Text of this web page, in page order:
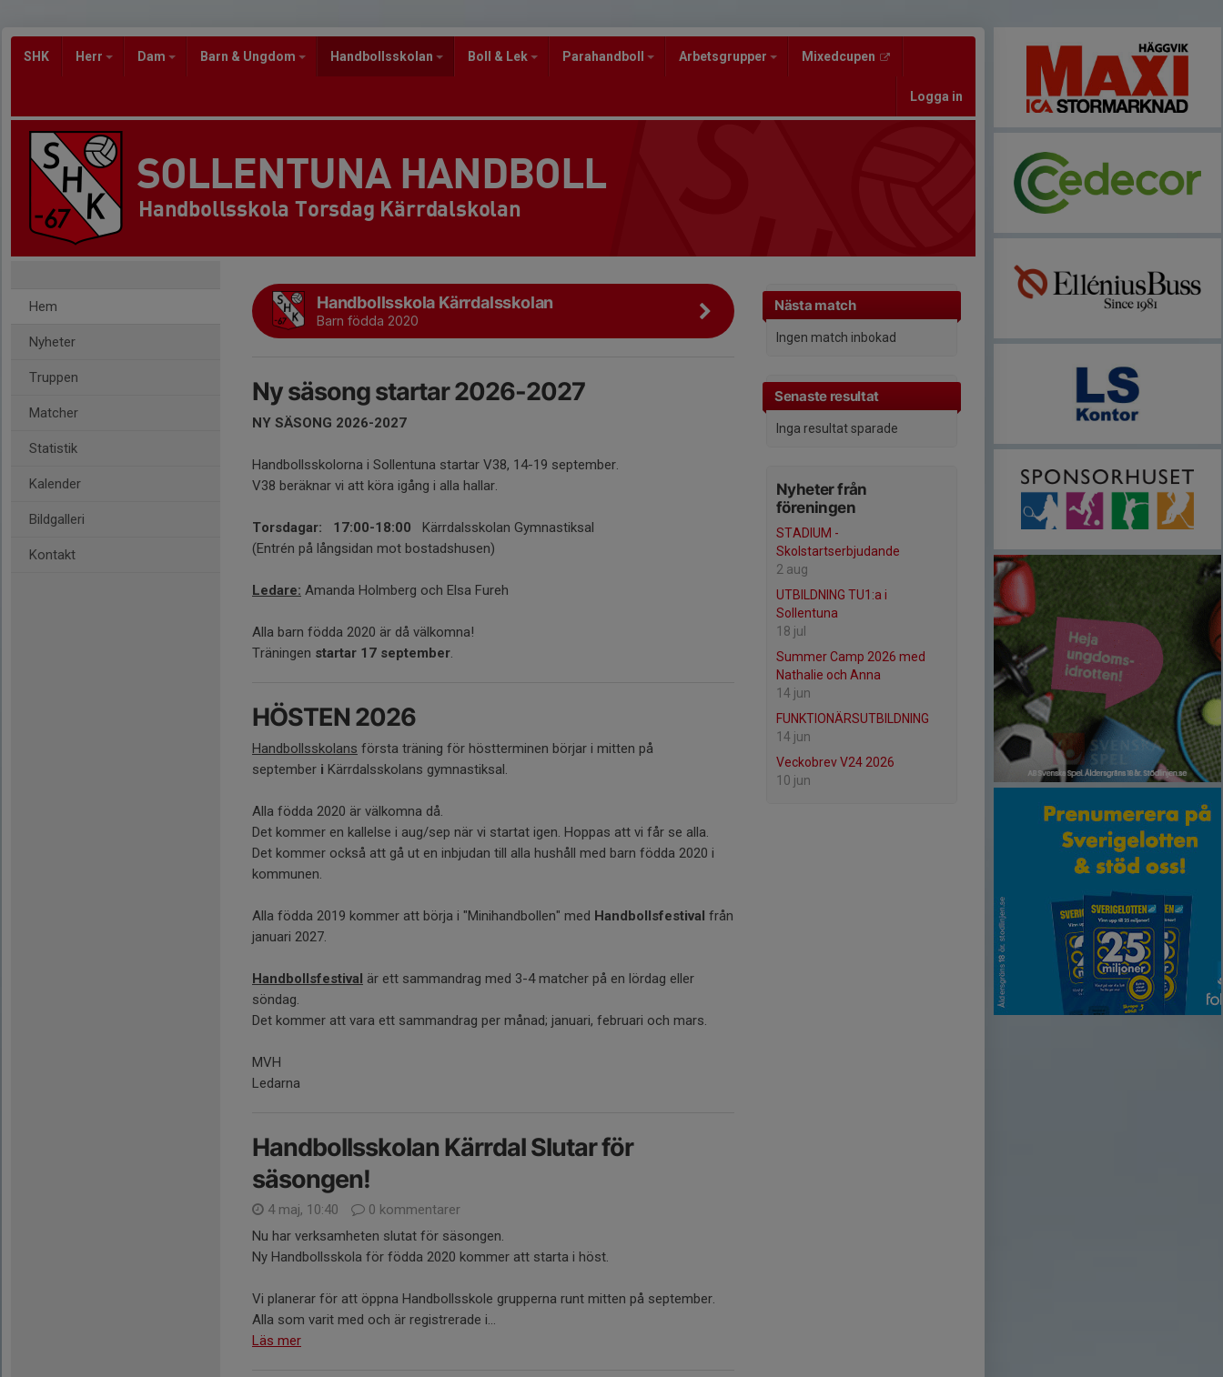
SHK Herr Dam Barn & Ungdom Handbollsskolan Boll & Lek Parahandboll Arbetsgrupper Mixedcupen
Logga in
SOLLENTUNA HANDBOLL
Handbollsskola Torsdag Kärrdalskolan
Hem
Nyheter
Truppen
Matcher
Statistik
Kalender
Bildgalleri
Kontakt
Nästa match
Ingen match inbokad
Senaste resultat
Inga resultat sparade
Nyheter från
föreningen
STADIUM -
Skolstartserbjudande
2 aug
UTBILDNING TU1:a i
Sollentuna
18 jul
Summer Camp 2026 med
Nathalie och Anna
14 jun
FUNKTIONÄRSUTBILDNING
14 jun
Veckobrev V24 2026
10 jun
Handbollsskola Kärrdalsskolan
Barn födda 2020
Ny säsong startar 2026-2027
NY SÄSONG 2026-2027
Handbollsskolorna i Sollentuna startar V38, 14-19 september.
V38 beräknar vi att köra igång i alla hallar.
Torsdagar: 17:00-18:00 Kärrdalsskolan Gymnastiksal
(Entrén på långsidan mot bostadshusen)
Ledare: Amanda Holmberg och Elsa Fureh
Alla barn födda 2020 är då välkomna!
Träningen startar 17 september.
HÖSTEN 2026
Handbollsskolans första träning för höstterminen börjar i mitten på
september i Kärrdalsskolans gymnastiksal.
Alla födda 2020 är välkomna då.
Det kommer en kallelse i aug/sep när vi startat igen. Hoppas att vi får se alla.
Det kommer också att gå ut en inbjudan till alla hushåll med barn födda 2020 i
kommunen.
Alla födda 2019 kommer att börja i "Minihandbollen" med Handbollsfestival från
januari 2027.
Handbollsfestival är ett sammandrag med 3-4 matcher på en lördag eller
söndag.
Det kommer att vara ett sammandrag per månad; januari, februari och mars.
MVH
Ledarna
Handbollsskolan Kärrdal Slutar för
säsongen!
4 maj, 10:40
0 kommentarer
Nu har verksamheten slutat för säsongen.
Ny Handbollsskola för födda 2020 kommer att starta i höst.
Vi planerar för att öppna Handbollsskole grupperna runt mitten på september.
Alla som varit med och är registrerade i...
Läs mer